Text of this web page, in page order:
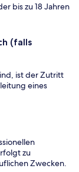
bis zu 18 Jahren
(falls
ist der Zutritt
eines
zu
Zwecken.